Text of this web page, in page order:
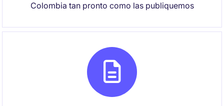
Colombia tan pronto como las publiquemos